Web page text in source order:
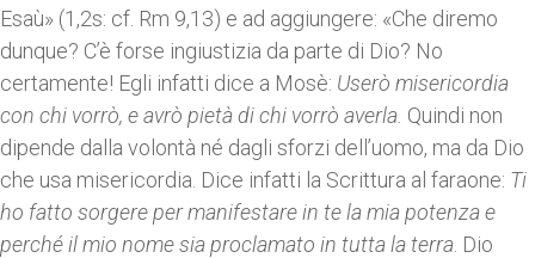
Esaù» (1,2s: cf. Rm 9,13) e ad aggiungere: «Che diremo
dunque? C’è forse ingiustizia da parte di Dio? No
certamente! Egli infatti dice a Mosè: Userò misericordia
con chi vorrò, e avrò pietà di chi vorrò averla. Quindi non
dipende dalla volontà né dagli sforzi dell’uomo, ma da Dio
che usa misericordia. Dice infatti la Scrittura al faraone: Ti
ho fatto sorgere per manifestare in te la mia potenza e
perché il mio nome sia proclamato in tutta la terra . Dio